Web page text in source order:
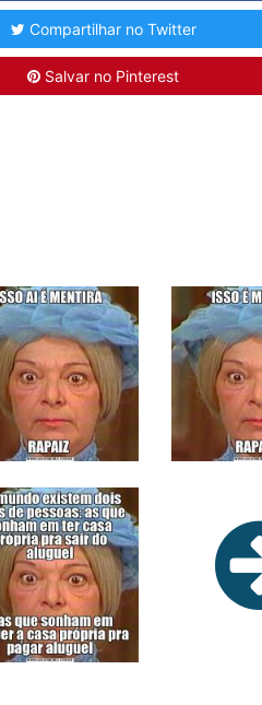
Compartilhar no Twitter
Salvar no Pinterest